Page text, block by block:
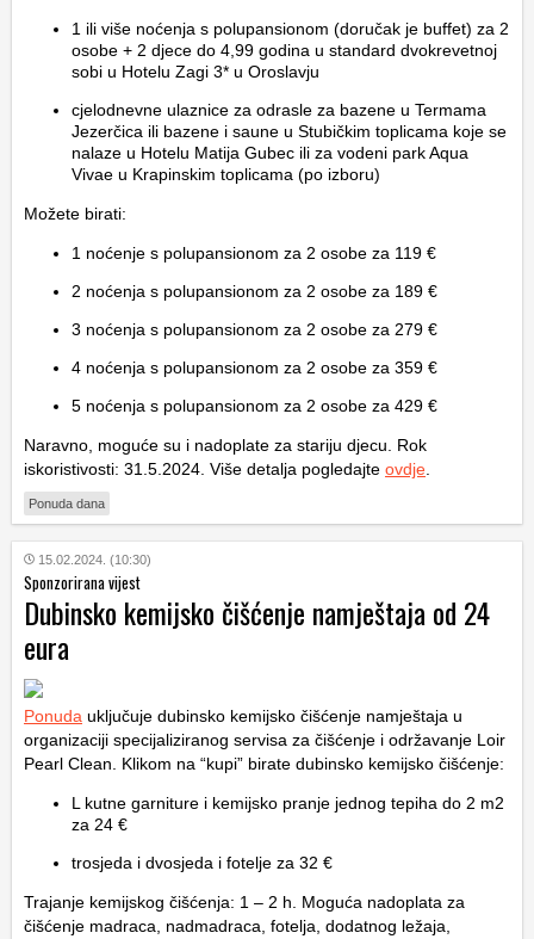
1 ili više noćenja s polupansionom (doručak je buffet) za 2
osobe + 2 djece do 4,99 godina u standard dvokrevetnoj
sobi u Hotelu Zagi 3* u Oroslavju
cjelodnevne ulaznice za odrasle za bazene u Termama
Jezerčica ili bazene i saune u Stubičkim toplicama koje se
nalaze u Hotelu Matija Gubec ili za vodeni park Aqua
Vivae u Krapinskim toplicama (po izboru)
Možete birati:
1 noćenje s polupansionom za 2 osobe za 119 €
2 noćenja s polupansionom za 2 osobe za 189 €
3 noćenja s polupansionom za 2 osobe za 279 €
4 noćenja s polupansionom za 2 osobe za 359 €
5 noćenja s polupansionom za 2 osobe za 429 €
Naravno, moguće su i nadoplate za stariju djecu. Rok
iskoristivosti: 31.5.2024. Više detalja pogledajte ovdje
Ponuda dana
15.02.2024. (10:30)
Sponzorirana vijest
Dubinsko kemijsko čišćenje namještaja od 24
eura
Ponuda uključuje dubinsko kemijsko čišćenje namještaja u
organizaciji specijaliziranog servisa za čišćenje i održavanje Loir
Pearl Clean. Klikom na “kupi” birate dubinsko kemijsko čišćenje:
L kutne garniture i kemijsko pranje jednog tepiha do 2 m2
za 24 €
trosjeda i dvosjeda i fotelje za 32 €
Trajanje kemijskog čišćenja: 1 – 2 h. Moguća nadoplata za
čišćenje madraca, nadmadraca, fotelja, dodatnog ležaja,